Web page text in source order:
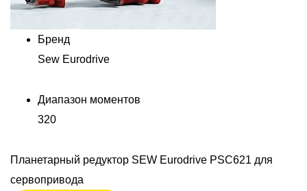
Бренд
Sew Eurodrive
Диапазон моментов
320
Планетарный редуктор SEW Eurodrive PSC621 для
сервопривода